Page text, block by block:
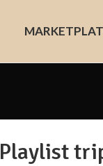
MARKET
Playlist